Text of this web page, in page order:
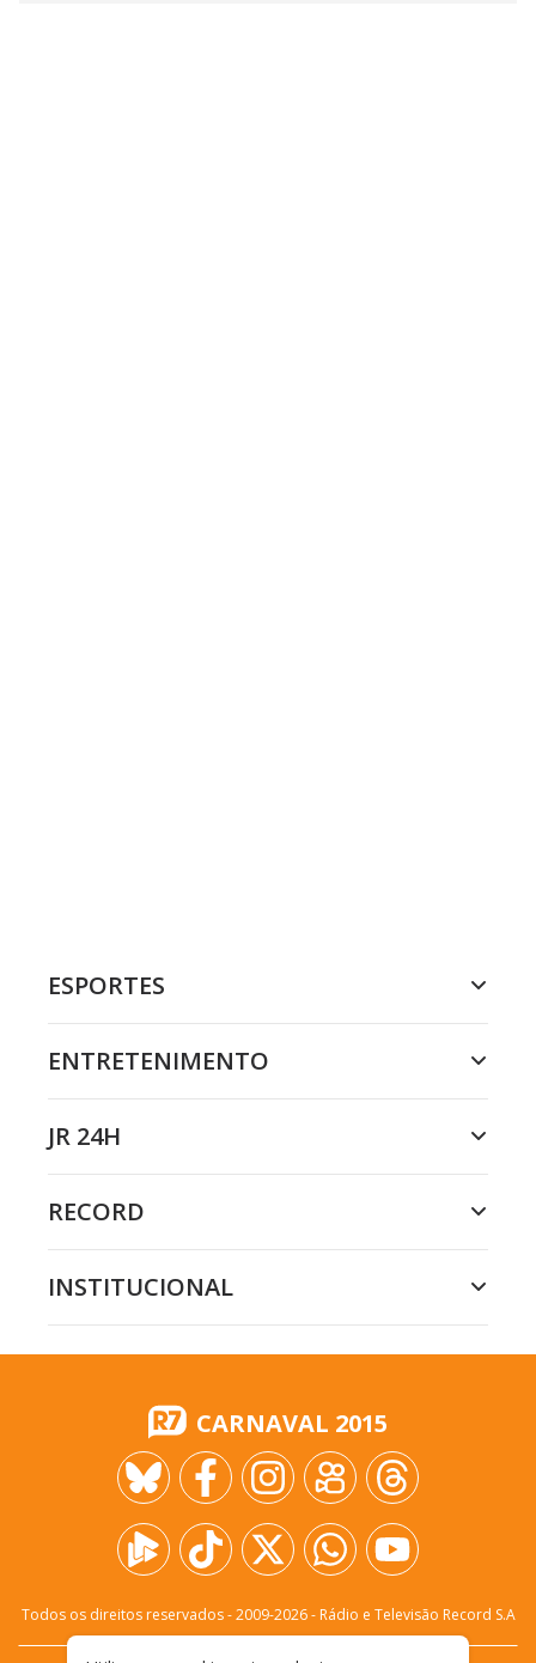
ESPORTES
ENTRETENIMENTO
JR 24H
RECORD
INSTITUCIONAL
CARNAVAL 2015
Todos os direitos reservados - 2009-2026- Rádio e Televisão Record S.A